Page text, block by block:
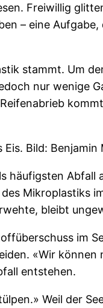
Freiwillig
– eine
stammt. Um
nur wenige
Bild: Benjamin
Abfall
Mikroplastiks
bleibt
im
«Wir
entstehen.
Weil der